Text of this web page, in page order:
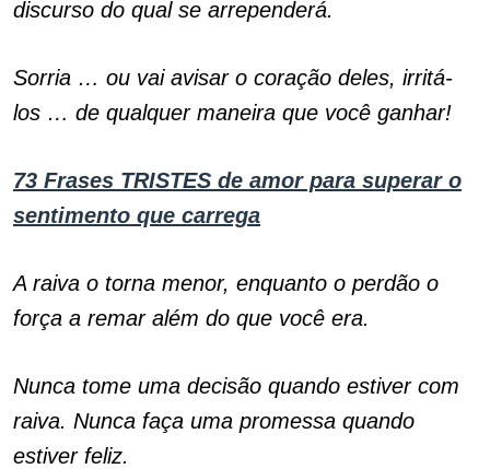
discurso do qual se arrependerá.
Sorria … ou vai avisar o coração deles, irritá-
los … de qualquer maneira que você ganhar!
73 Frases TRISTES de amor para superar o
sentimento que carrega
A raiva o torna menor, enquanto o perdão o
força a remar além do que você era.
Nunca tome uma decisão quando estiver com
raiva. Nunca faça uma promessa quando
estiver feliz.